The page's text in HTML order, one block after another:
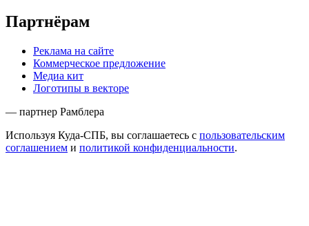
Партнёрам
Реклама на сайте
Коммерческое предложение
Медиа кит
Логотипы в векторе
— партнер Рамблера
Используя Куда-СПБ, вы соглашаетесь с пользовательским
соглашением и политикой конфиденциальности.